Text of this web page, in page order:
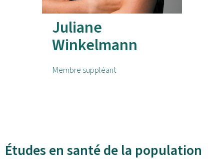
Juliane
Winkelmann
Membre suppléant
Études en santé de la population